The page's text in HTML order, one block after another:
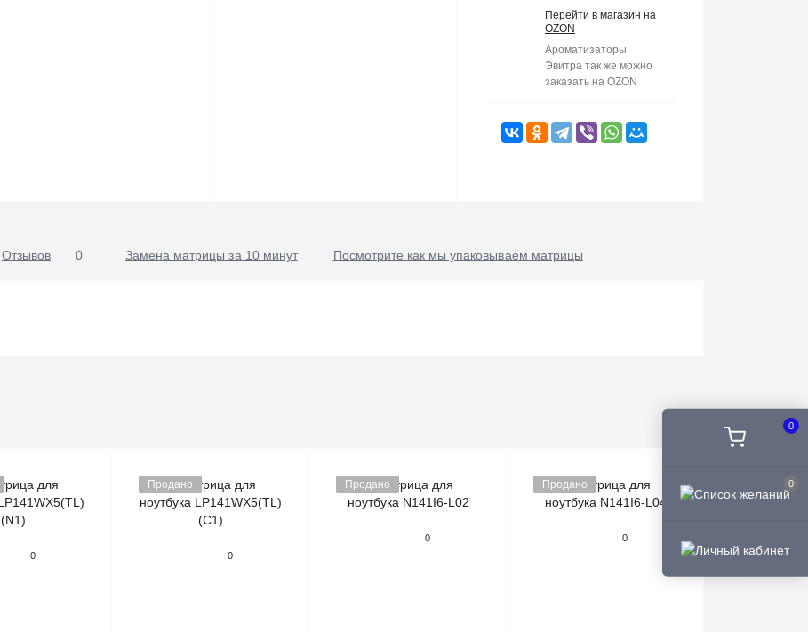
0
0
Перейти в магазин на
OZON
Ароматизаторы
Эвитра так же можно
заказать на OZON
Отзывов 0 Замена матрицы за 10 минут Посмотрите как мы упаковываем матрицы
0
Продано
0
Продано
0
Продано
0